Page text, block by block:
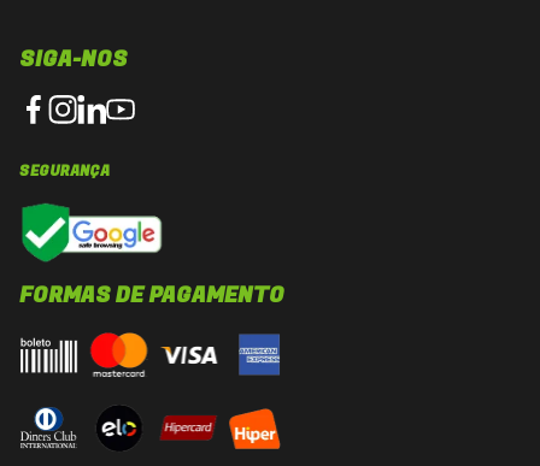
SIGA-NOS
SEGURANÇA
FORMAS DE PAGAMENTO